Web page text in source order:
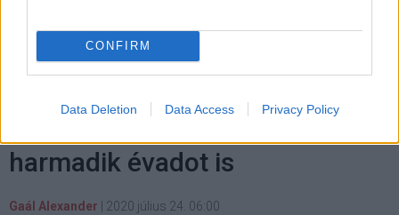
CONFIRM
Data Deletion Data Access Privacy Policy
Boys, miközben bejelentették a
harmadik évadot is
Gaál Alexander 2020 július 24. 06:00